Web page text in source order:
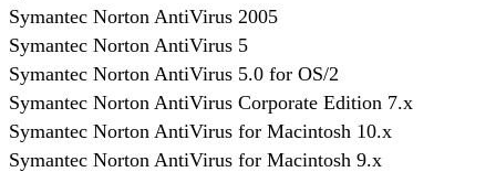
Symantec Norton AntiVirus 2005
Symantec Norton AntiVirus 5
Symantec Norton AntiVirus 5.0 for OS/2
Symantec Norton AntiVirus Corporate Edition 7.x
Symantec Norton AntiVirus for Macintosh 10.x
Symantec Norton AntiVirus for Macintosh 9.x